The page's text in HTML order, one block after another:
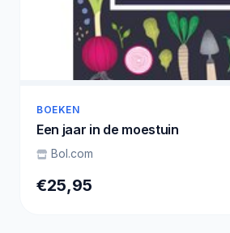
BOEKEN
Een jaar in de moestuin
Bol.com
€25,95